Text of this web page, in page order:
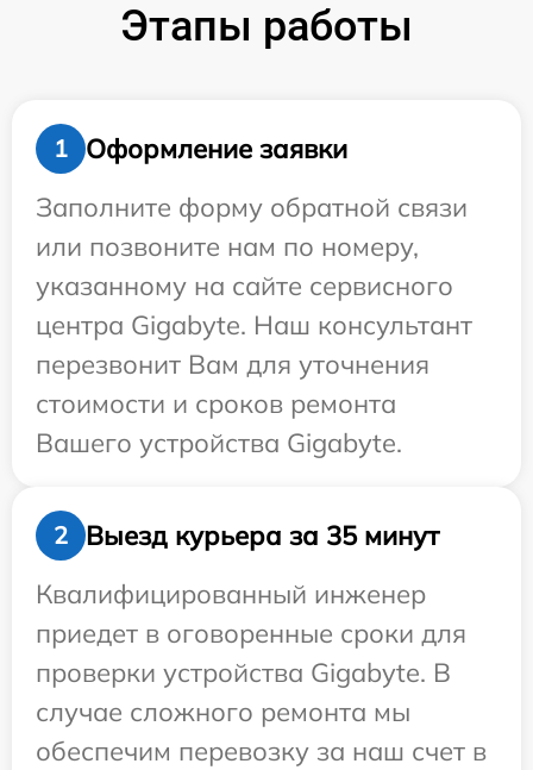
Этапы работы
1
Оформление заявки
Заполните форму обратной связи
или позвоните нам по номеру,
указанному на сайте сервисного
центра Gigabyte. Наш консультант
перезвонит Вам для уточнения
стоимости и сроков ремонта
Вашего устройства Gigabyte.
2
Выезд курьера за 35 минут
Квалифицированный инженер
приедет в оговоренные сроки для
проверки устройства Gigabyte. В
случае сложного ремонта мы
обеспечим перевозку за наш счет в